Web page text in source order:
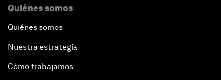
Quiénes somos
Quiénes somos
Nuestra estrategia
Cómo trabajamos